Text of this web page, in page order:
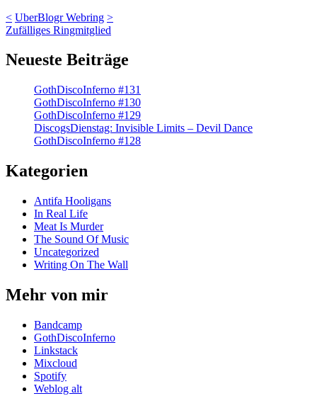
< UberBlogr Webring >
Zufälliges Ringmitglied
Neueste Beiträge
GothDiscoInferno #131
GothDiscoInferno #130
GothDiscoInferno #129
DiscogsDienstag: Invisible Limits – Devil Dance
GothDiscoInferno #128
Kategorien
Antifa Hooligans
In Real Life
Meat Is Murder
The Sound Of Music
Uncategorized
Writing On The Wall
Mehr von mir
Bandcamp
GothDiscoInferno
Linkstack
Mixcloud
Spotify
Weblog alt